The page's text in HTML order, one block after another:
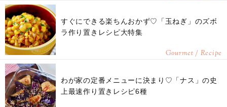
すぐにできる楽ちんおかず♡「玉ねぎ」のズボ
ラ作り置きレシピ大特集
Gourmet / Recipe
わが家の定番メニューに決まり♡「ナス」の史
上最速作り置きレシピ6種